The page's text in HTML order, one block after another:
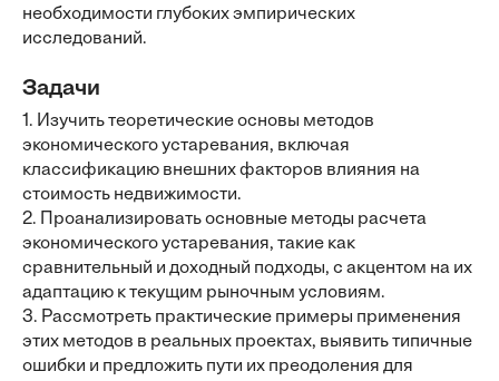
необходимости глубоких эмпирических
исследований.
Задачи
1. Изучить теоретические основы методов
экономического устаревания, включая
классификацию внешних факторов влияния на
стоимость недвижимости.
2. Проанализировать основные методы расчета
экономического устаревания, такие как
сравнительный и доходный подходы, с акцентом на их
адаптацию к текущим рыночным условиям.
3. Рассмотреть практические примеры применения
этих методов в реальных проектах, выявить типичные
ошибки и предложить пути их преодоления для